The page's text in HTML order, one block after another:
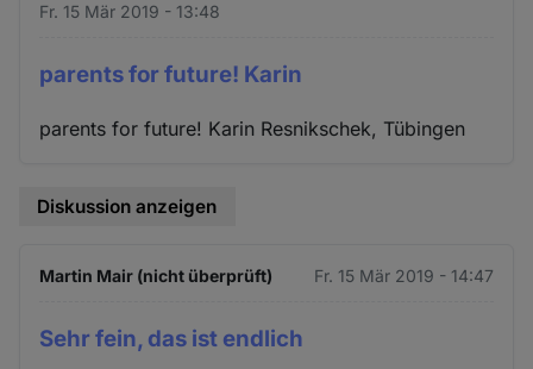
Fr. 15 Mär 2019 - 13:48
parents for future! Karin
parents for future! Karin Resnikschek, Tübingen
Diskussion anzeigen
Martin Mair (nicht überprüft) Fr. 15 Mär 2019 - 14:47
Sehr fein, das ist endlich